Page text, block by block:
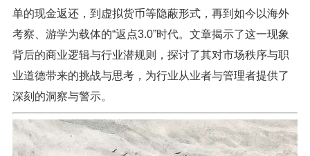
单的现金返还，到虚拟货币等隐蔽形式，再到如今以海外
考察、游学为载体的“返点3.0”时代。文章揭示了这一现象
背后的商业逻辑与行业潜规则，探讨了其对市场秩序与职
业道德带来的挑战与思考，为行业从业者与管理者提供了
深刻的洞察与警示。